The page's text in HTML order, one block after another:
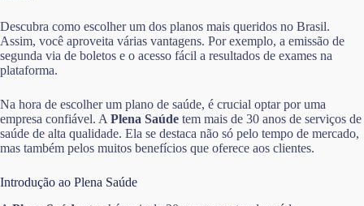
Descubra como escolher um dos planos mais queridos no Brasil.
Assim, você aproveita várias vantagens. Por exemplo, a emissão de
segunda via de boletos e o acesso fácil a resultados de exames na
plataforma.
Na hora de escolher um plano de saúde, é crucial optar por uma
empresa confiável. A Plena Saúde tem mais de 30 anos de serviços de
saúde de alta qualidade. Ela se destaca não só pelo tempo de mercado,
mas também pelos muitos benefícios que oferece aos clientes.
Introdução ao Plena Saúde